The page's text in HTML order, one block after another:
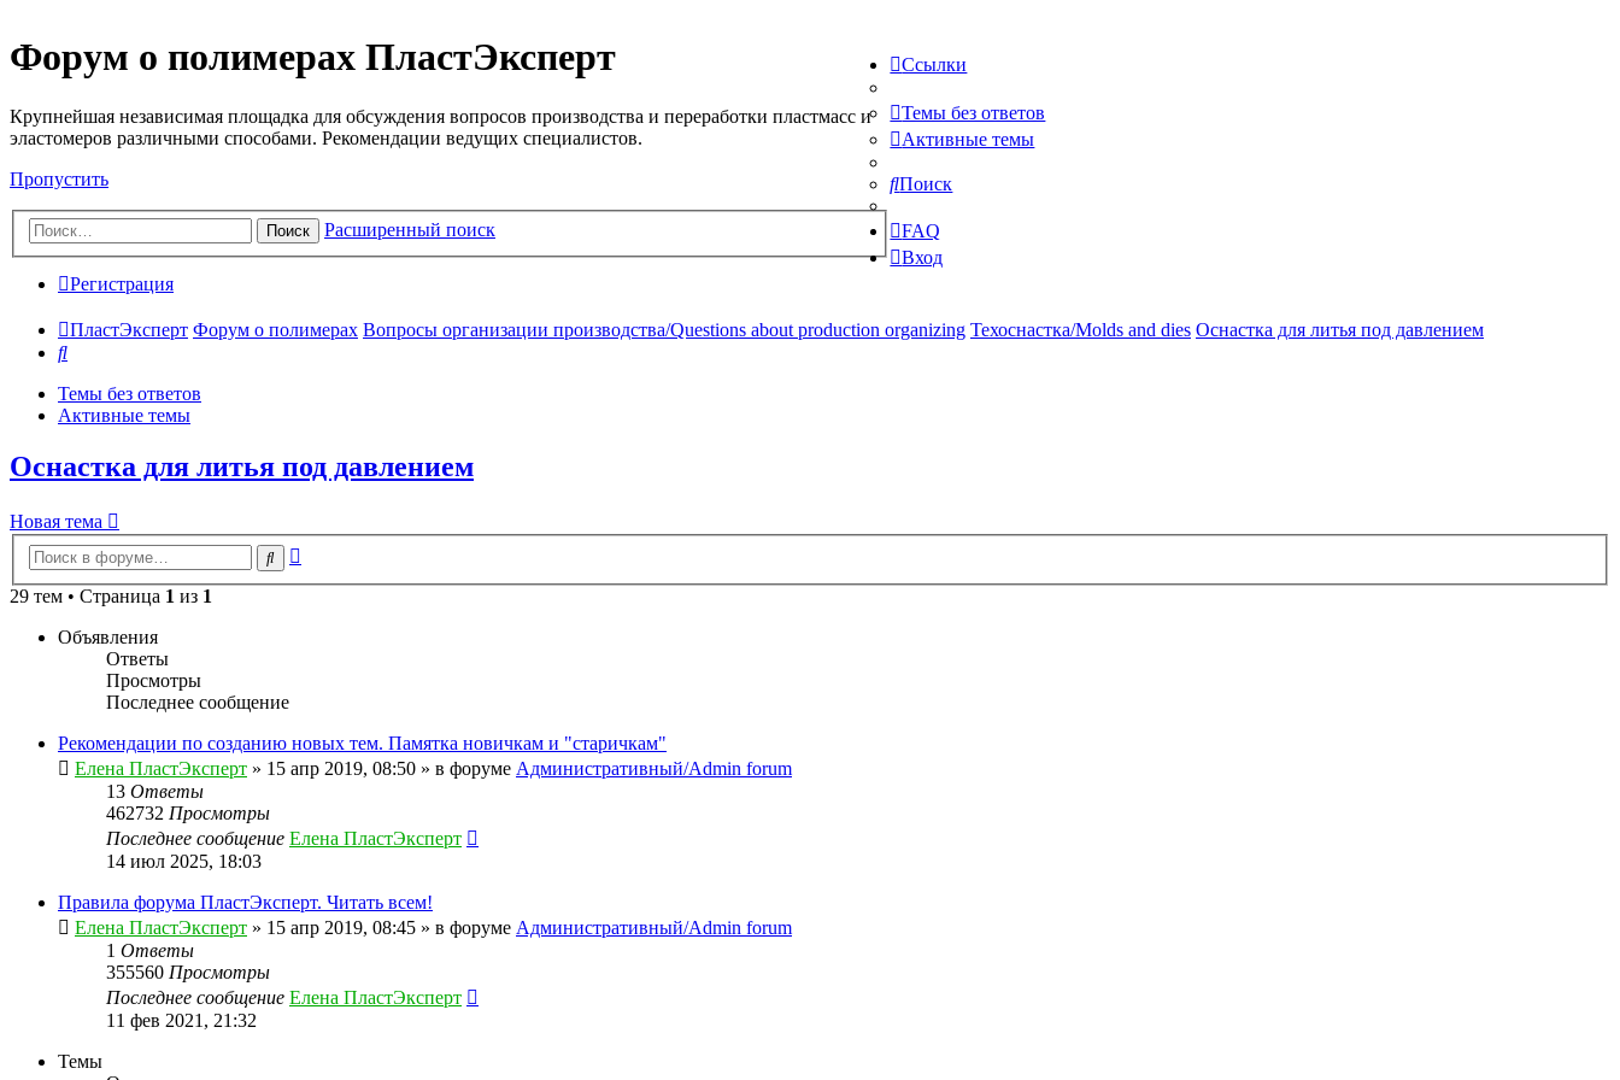
Форум о полимерах ПластЭксперт
Крупнейшая независимая площадка для обсуждения вопросов производства и переработки пластмасс и
эластомеров различными способами. Рекомендации ведущих специалистов.
Пропустить
Поиск Расширенный поиск
Ссылки
Темы без ответов
Активные темы
Поиск
FAQ
Вход
Регистрация
ПластЭксперт Форум о полимерах Вопросы организации производства/Questions about production organizing Техоснастка/Molds and dies Оснастка для литья под давлением
Поиск
Темы без ответов
Активные темы
Оснастка для литья под давлением
Новая тема
Поиск
29 тем • Страница 1 из 1
Объявления
Ответы
Просмотры
Последнее сообщение
Рекомендации по созданию новых тем. Памятка новичкам и "старичкам"
Елена ПластЭксперт » 15 апр 2019, 08:50 » в форуме Административный/Admin forum
13 Ответы
462732 Просмотры
Последнее сообщение Елена ПластЭксперт
14 июл 2025, 18:03
Правила форума ПластЭксперт. Читать всем!
Елена ПластЭксперт » 15 апр 2019, 08:45 » в форуме Административный/Admin forum
1 Ответы
355560 Просмотры
Последнее сообщение Елена ПластЭксперт
11 фев 2021, 21:32
Темы